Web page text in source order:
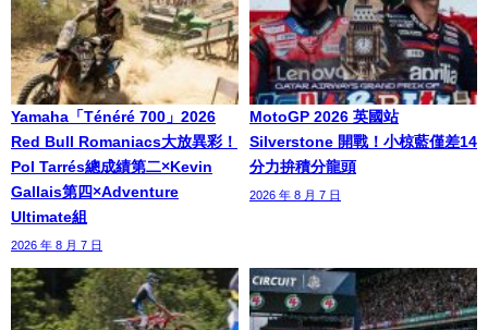
Yamaha「Ténéré 700」2026
Red Bull Romaniacs大放異彩！
Pol Tarrés總成績第二×Kevin
Gallais第四×Adventure
Ultimate組
2026 年 8 月 7 日
MotoGP 2026 英國站
Silverstone 開戰！小椋藍僅差14
分力拚積分龍頭
2026 年 8 月 7 日